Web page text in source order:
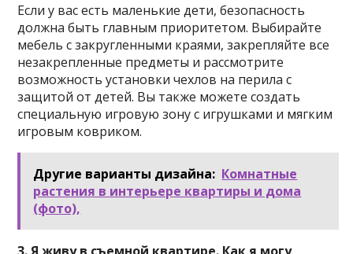
Если у вас есть маленькие дети, безопасность
должна быть главным приоритетом. Выбирайте
мебель с закругленными краями, закрепляйте все
незакрепленные предметы и рассмотрите
возможность установки чехлов на перила с
защитой от детей. Вы также можете создать
специальную игровую зону с игрушками и мягким
игровым ковриком.
Другие варианты дизайна: Комнатные
растения в интерьере квартиры и дома
(фото),